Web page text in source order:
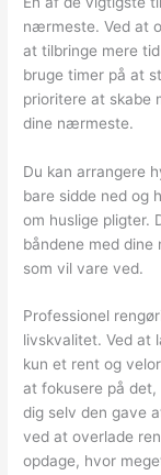
nærmeste. Ved at
at tilbringe mere
bruge timer på at
prioritere at skabe
dine nærmeste.
Du kan arrangere
bare sidde ned og
om huslige pligter.
båndene med
som vil vare ved.
Professionel
livskvalitet. Ved at
kun et rent og
at fokusere på
dig selv den gave
ved at overlade
opdage, hvor